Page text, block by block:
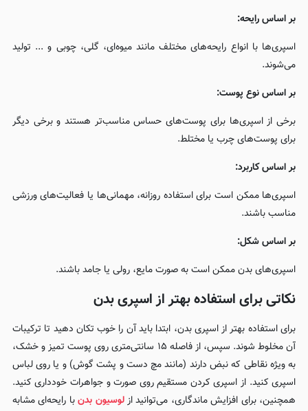
بر اساس رایحه:
اسپری‌ها با انواع رایحه‌های مختلف مانند میوه‌ای، گلی، چوبی و ... تولید
می‌شوند.
بر اساس نوع پوست:
برخی از اسپری‌ها برای پوست‌های حساس مناسب‌تر هستند و برخی دیگر
برای پوست‌های چرب یا مختلط.
بر اساس کاربرد:
اسپری‌ها ممکن است برای استفاده روزانه، مهمانی‌ها یا فعالیت‌های ورزشی
مناسب باشند.
بر اساس شکل:
اسپری‌های بدن ممکن است به صورت مایع، رولی یا جامد باشند.
نکاتی برای استفاده بهتر از اسپری بدن
برای استفاده بهتر از اسپری بدن، ابتدا باید آن را خوب تکان دهید تا ترکیبات
آن مخلوط شوند. سپس، از فاصله ۱۵ سانتی‌متری روی پوست تمیز و خشک،
به ویژه نقاطی که نبض دارند (مانند مچ دست و پشت گوش) و یا روی لباس
اسپری کنید. از اسپری کردن مستقیم روی صورت و جواهرات خودداری کنید.
همچنین، برای افزایش ماندگاری، می‌توانید ازلوسیون بدنبا رایحه‌ای مشابه